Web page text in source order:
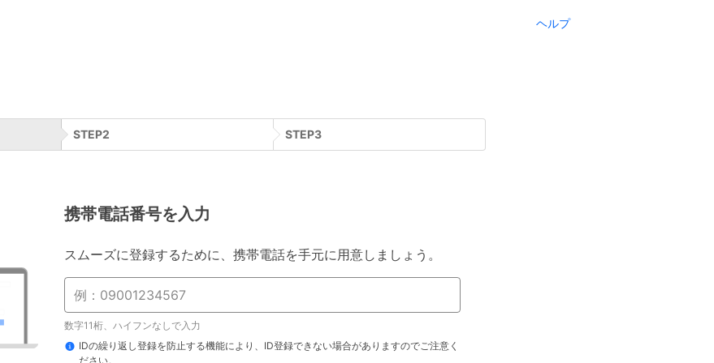
ヘルプ
STEP2 STEP3
携帯電話番号を入力
スムーズに登録するために、携帯電話を手元に用意しましょう。
数字11桁、ハイフンなしで入力
IDの繰り返し登録を防止する機能により、ID登録できない場合がありますのでご注意く
ださい。